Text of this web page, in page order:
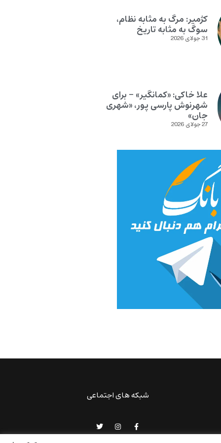
کژمیر: مرگ به مثابه نظام،
سوگ به مثابه تاریخ
31 جولای 2026
علا خاکی: «کمانگیر» – برای
شهرنوش پارسی پور، «شهری
جان»
27 جولای 2026
شبکه های اجتماعی